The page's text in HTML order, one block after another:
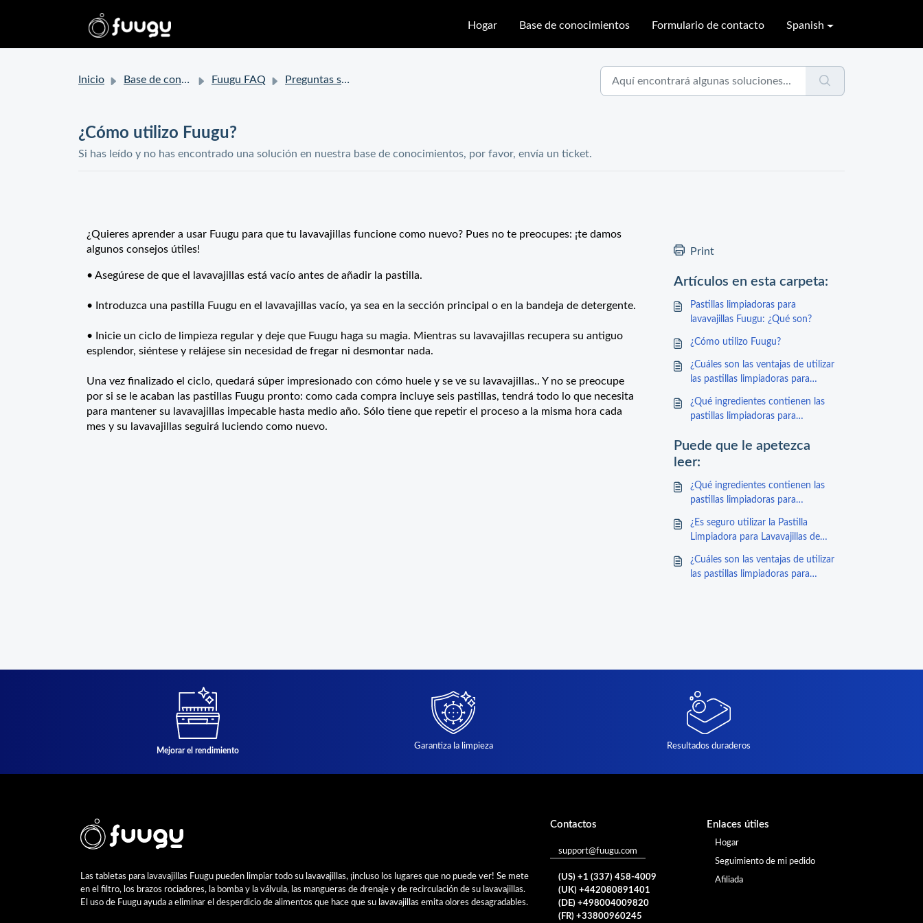
Hogar Base de conocimientos Formulario de contacto Spanish
Inicio Base de conocimientos Fuugu FAQ Preguntas sobre Fuugu
¿Cómo utilizo Fuugu?
Si has leído y no has encontrado una solución en nuestra base de conocimientos, por favor, envía un ticket.
¿Quieres aprender a usar Fuugu para que tu lavavajillas funcione como nuevo? Pues no te preocupes: ¡te damos
algunos consejos útiles!
• Asegúrese de que el lavavajillas está vacío antes de añadir la pastilla.
• Introduzca una pastilla Fuugu en el lavavajillas vacío, ya sea en la sección principal o en la bandeja de detergente.
• Inicie un ciclo de limpieza regular y deje que Fuugu haga su magia. Mientras su lavavajillas recupera su antiguo
esplendor, siéntese y relájese sin necesidad de fregar ni desmontar nada.
Una vez finalizado el ciclo, quedará súper impresionado con cómo huele y se ve su lavavajillas.. Y no se preocupe
por si se le acaban las pastillas Fuugu pronto: como cada compra incluye seis pastillas, tendrá todo lo que necesita
para mantener su lavavajillas impecable hasta medio año. Sólo tiene que repetir el proceso a la misma hora cada
mes y su lavavajillas seguirá luciendo como nuevo.
Print
Artículos en esta carpeta:
Pastillas limpiadoras para
lavavajillas Fuugu: ¿Qué son?
¿Cómo utilizo Fuugu?
¿Cuáles son las ventajas de utilizar
las pastillas limpiadoras para
¿Qué ingredientes contienen las
pastillas limpiadoras para
Puede que le apetezca
leer:
¿Qué ingredientes contienen las
pastillas limpiadoras para
¿Es seguro utilizar la Pastilla
Limpiadora para Lavavajillas de
¿Cuáles son las ventajas de utilizar
las pastillas limpiadoras para
Mejorar el rendimiento Garantiza la limpieza Resultados duraderos
Las tabletas para lavavajillas Fuugu pueden limpiar todo su lavavajillas, ¡incluso los lugares que no puede ver! Se mete
en el filtro, los brazos rociadores, la bomba y la válvula, las mangueras de drenaje y de recirculación de su lavavajillas.
El uso de Fuugu ayuda a eliminar el desperdicio de alimentos que hace que su lavavajillas emita olores desagradables.
Contactos
support@fuugu.com
(US) +1 (337) 458-4009
(UK) +442080891401
(DE) +498004009820
(FR) +33800960245
Enlaces útiles
Hogar
Seguimiento de mi pedido
Afiliada